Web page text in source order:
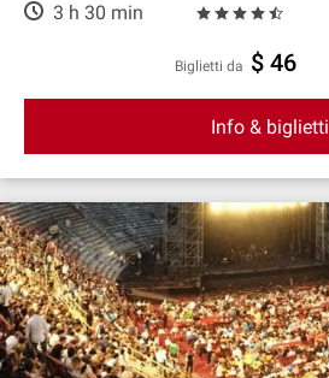
3 h 30 min
Biglietti da $ 46
Info & biglietti